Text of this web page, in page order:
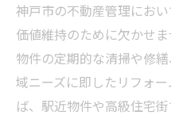
神戸市の不動産管理にお
価値維持のために欠かせ
物件の定期的な清掃や修
域ニーズに即したリフォ
ば、駅近物件や高級住宅